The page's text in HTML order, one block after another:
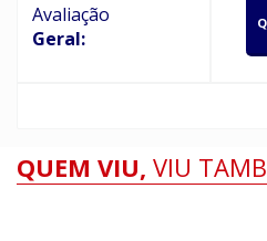
Avaliação
Geral:
QUEM VIU, VIU